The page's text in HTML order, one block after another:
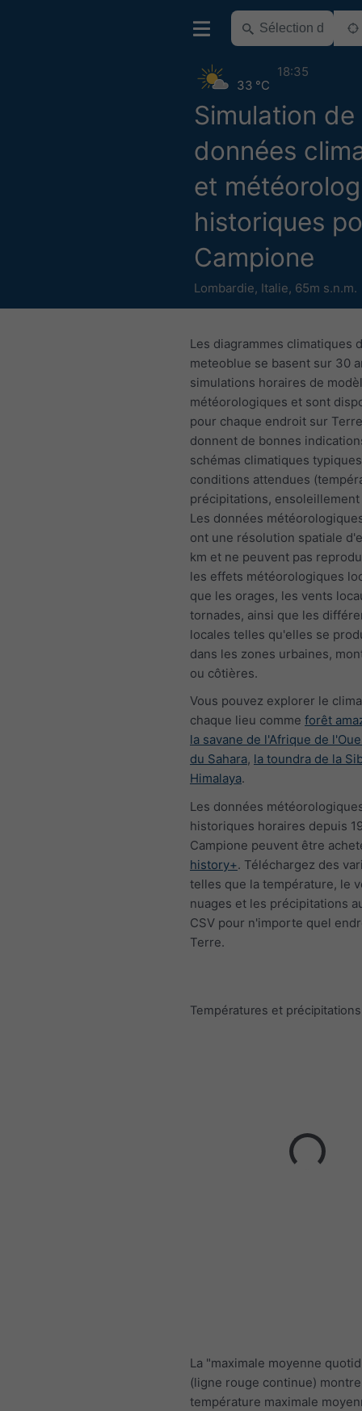
Simulation de
données
et
historiques
Campione
Lombardie, Italie, 65m s.n.m.
33 °C
18:35
Les diagrammes climatiques
meteoblue se basent sur 30
simulations horaires de
météorologiques et sont
pour chaque endroit sur
donnent de bonnes
schémas climatiques
conditions attendues
précipitations,
Les données
ont une résolution spatiale
km et ne peuvent pas
les effets météorologiques
que les orages, les vents
tornades, ainsi que les
locales telles qu'elles se
dans les zones urbaines,
ou côtières.
Vous pouvez explorer le
chaque lieu comme forêt
la savane de l'Afrique de
du Sahara, la toundra de la
Himalaya.
Les données
historiques horaires depuis
Campione peuvent être
history+. Téléchargez des
telles que la température, le
nuages et les précipitations
CSV pour n'importe quel
Terre.
Températures et
La "maximale moyenne
(ligne rouge continue)
température maximale